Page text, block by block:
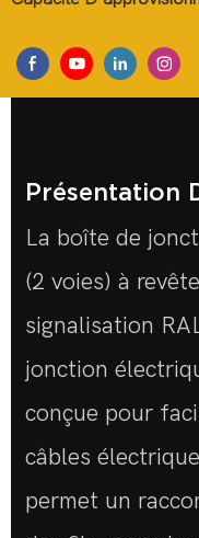
Présentation
La boîte de
(2 voies) à
signalisation
jonction
conçue pour
câbles
permet un